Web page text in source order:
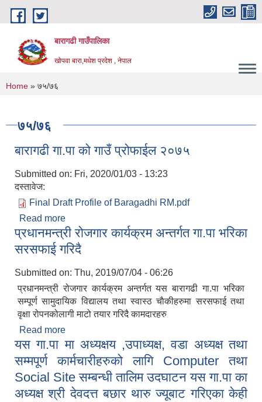
Skip to main content
बारागढी गाउँपालिका
खोपवा बारा,मधेश प्रदेश , नेपाल
You are here
Home » ७५/७६
७५/७६
बारागढी गा.पा को गाउँ प्रोफाईल २०७५
Submitted on: Fri, 2020/01/03 - 13:23
दस्तावेज:
Final Draft Profile of Baragadhi RM.pdf
Read more
प्रधानमन्त्री रोजगार कार्यक्रम अन्तर्गत गा.पा भरिका
सरसफाई गरिदै
Submitted on: Thu, 2019/07/04 - 06:26
प्रधानमन्त्री रोजगार कार्यक्रम अन्तर्गत यस बारागढी गा.पा भरिका
सम्पूर्ण सामुदायिक विद्यालय तथा स्वास्ठ चाैकीहरुमा सरसफाई तथा
वृक्षा रोपनकोलागी माटो तयार गरिदै कामदारहरु
Read more
सरसफाई गरिदै
यस गा.पा मा अध्यक्षय ,उपाध्यक्ष, वडा अध्यक्ष तथा
सम्मपूर्ण कार्मचारीहरुको लागि Computer तथा
Social Site सम्बन्धी तालिम उदघाटन यस गा.पा का
अध्यक्ष श्री देवदत्त बछार थारु ज्यूबाट गरिएका केही